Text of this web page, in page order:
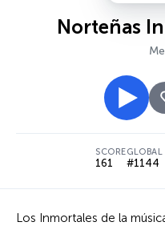
Norteñas
SCORE
161
GLOBAL
#1144
Los Inmortales de la